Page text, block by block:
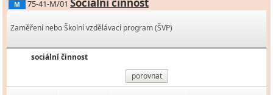
M 75-41-M/01 Sociální činnost
Zaměření nebo Školní vzdělávací program (ŠVP)
sociální činnost
porovnat